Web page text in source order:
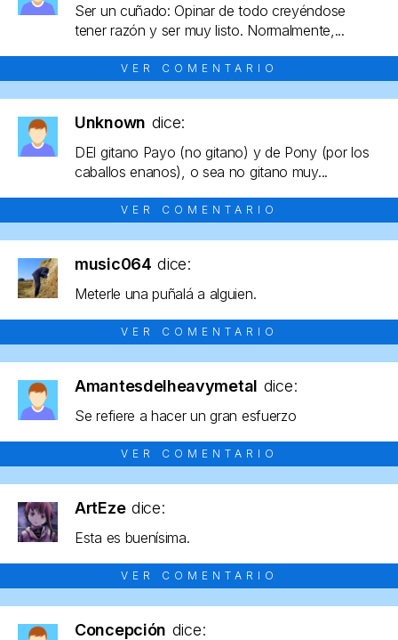
Ser un cuñado: Opinar de todo creyéndose
tener razón y ser muy listo. Normalmente,...
VER COMENTARIO
Unknown dice:
DEl gitano Payo (no gitano) y de Pony (por los
caballos enanos), o sea no gitano muy...
VER COMENTARIO
music064 dice:
Meterle una puñalá a alguien.
VER COMENTARIO
Amantesdelheavymetal dice:
Se refiere a hacer un gran esfuerzo
VER COMENTARIO
ArtEze dice:
Esta es buenísima.
VER COMENTARIO
Concepción dice: